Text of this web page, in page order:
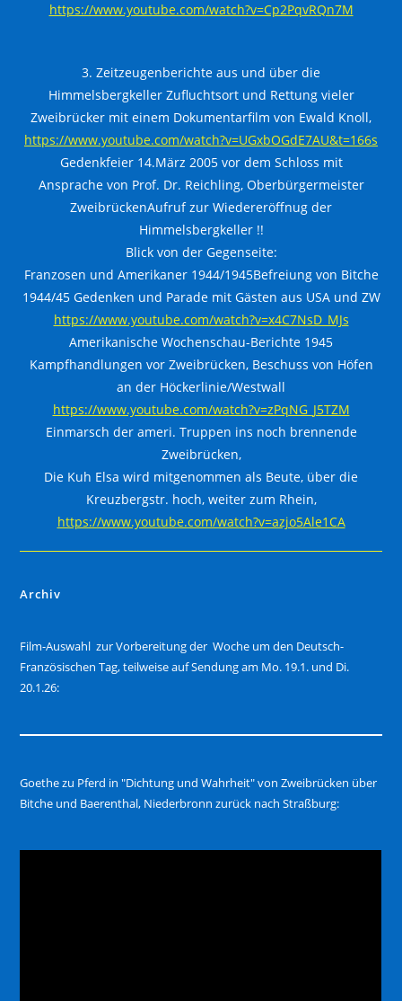
https://www.youtube.com/watch?v=Cp2PqvRQn7M
3. Zeitzeugenberichte aus und über die
Himmelsbergkeller Zufluchtsort und Rettung vieler
Zweibrücker mit einem Dokumentarfilm von Ewald Knoll,
https://www.youtube.com/watch?v=UGxbOGdE7AU&t=166s
Gedenkfeier 14.März 2005 vor dem Schloss mit
Ansprache von Prof. Dr. Reichling, Oberbürgermeister
ZweibrückenAufruf zur Wiedereröffnug der
Himmelsbergkeller !!
Blick von der Gegenseite:
Franzosen und Amerikaner 1944/1945Befreiung von Bitche
1944/45 Gedenken und Parade mit Gästen aus USA und ZW
https://www.youtube.com/watch?v=x4C7NsD_MJs
Amerikanische Wochenschau-Berichte 1945
Kampfhandlungen vor Zweibrücken, Beschuss von Höfen
an der Höckerlinie/Westwall
https://www.youtube.com/watch?v=zPqNG_J5TZM
Einmarsch der ameri. Truppen ins noch brennende
Zweibrücken,
Die Kuh Elsa wird mitgenommen als Beute, über die
Kreuzbergstr. hoch, weiter zum Rhein,
https://www.youtube.com/watch?v=azjo5Ale1CA
Archiv
Film-Auswahl zur Vorbereitung der Woche um den Deutsch-
Französischen Tag, teilweise auf Sendung am Mo. 19.1. und Di.
20.1.26:
Goethe zu Pferd in "Dichtung und Wahrheit" von Zweibrücken über
Bitche und Baerenthal, Niederbronn zurück nach Straßburg: